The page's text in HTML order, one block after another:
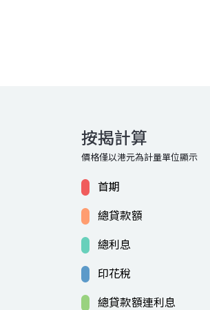
按揭計算
價格僅以港元為計量單位顯示
首期
總貸款額
總利息
印花稅
總貸款額連利息